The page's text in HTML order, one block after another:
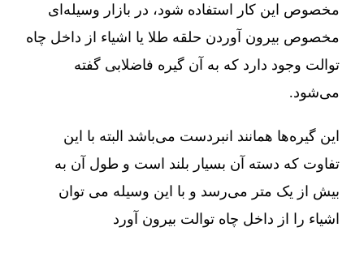
مخصوص این کار استفاده شود، در بازار وسیله‌ای
مخصوص بیرون آوردن حلقه طلا یا اشیاء از داخل چاه
توالت وجود دارد که به آن گیره فاضلابی گفته
می‌شود.
این گیره‌ها همانند انبردست می‌باشد البته با این
تفاوت که دسته آن بسیار بلند است و طول آن به
بیش از یک متر می‌رسد و با این وسیله می توان
اشیاء را از داخل چاه توالت بیرون آورد